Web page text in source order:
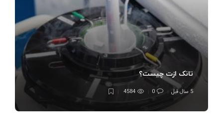
تانک ازت چیست؟
5 سال قبل 0
4584